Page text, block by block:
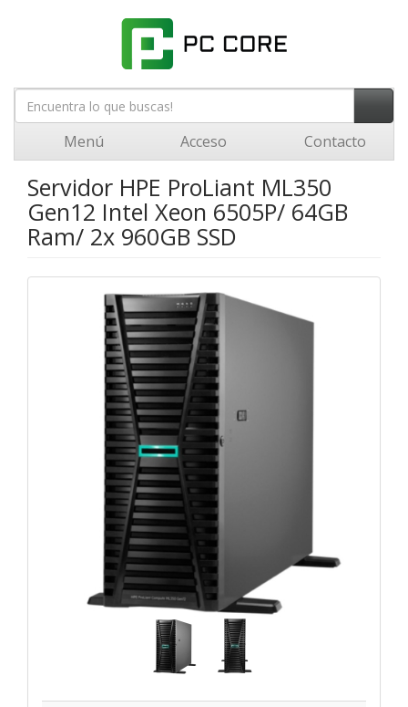
Menú Acceso Contacto
Servidor HPE ProLiant ML350
Gen12 Intel Xeon 6505P/ 64GB
Ram/ 2x 960GB SSD